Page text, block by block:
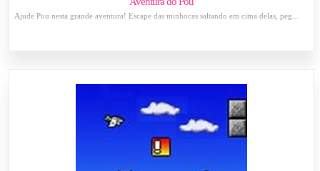
Ajude Pou nesta grande aventura! Escape das minhocas saltando em cima delas, peg...